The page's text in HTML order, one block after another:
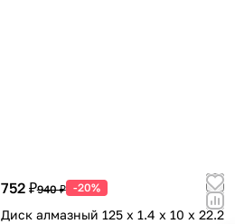
752 ₽940 ₽ -20%
Диск алмазный 125 х 1.4 х 10 х 22.2